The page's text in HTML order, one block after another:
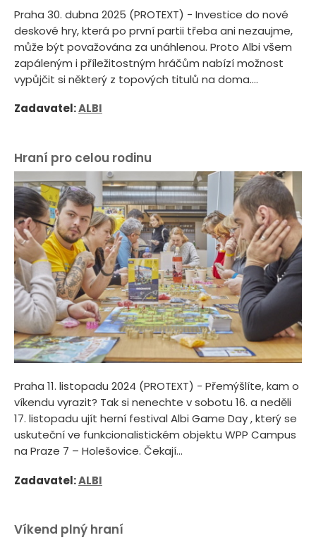
Praha 30. dubna 2025 (PROTEXT) - Investice do nové
deskové hry, která po první partii třeba ani nezaujme,
může být považována za unáhlenou. Proto Albi všem
zapáleným i příležitostným hráčům nabízí možnost
vypůjčit si některý z topových titulů na doma....
Zadavatel:ALBI
Hraní pro celou rodinu
Praha 11. listopadu 2024 (PROTEXT) - Přemýšlíte, kam o
víkendu vyrazit? Tak si nenechte v sobotu 16. a neděli
17. listopadu ujít herní festival Albi Game Day , který se
uskuteční ve funkcionalistickém objektu WPP Campus
na Praze 7 – Holešovice. Čekají...
Zadavatel:ALBI
Víkend plný hraní